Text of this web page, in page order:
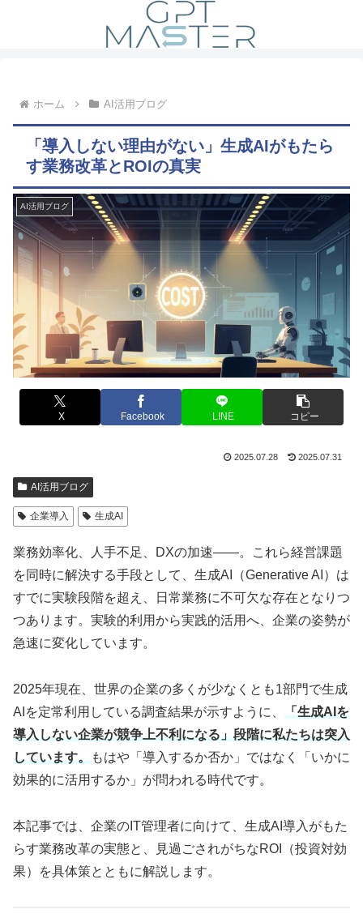
ホーム AI活用ブログ
「導入しない理由がない」生成AIがもたら
す業務改革とROIの真実
AI活用ブログ
X Facebook LINE コピー
2025.07.28 2025.07.31
AI活用ブログ
企業導入 生成AI
業務効率化、人手不足、DXの加速――。これら経営課題
を同時に解決する手段として、生成AI（Generative AI）は
すでに実験段階を超え、日常業務に不可欠な存在となりつ
つあります。実験的利用から実践的活用へ、企業の姿勢が
急速に変化しています。
2025年現在、世界の企業の多くが少なくとも1部門で生成
AIを定常利用している調査結果が示すように、
「生成AIを
導入しない企業が競争上不利になる」段階に私たちは突入
しています。
もはや「導入するか否か」ではなく「いかに
効果的に活用するか」が問われる時代です。
本記事では、企業のIT管理者に向けて、生成AI導入がもた
らす業務改革の実態と、見過ごされがちなROI（投資対効
果）を具体策とともに解説します。